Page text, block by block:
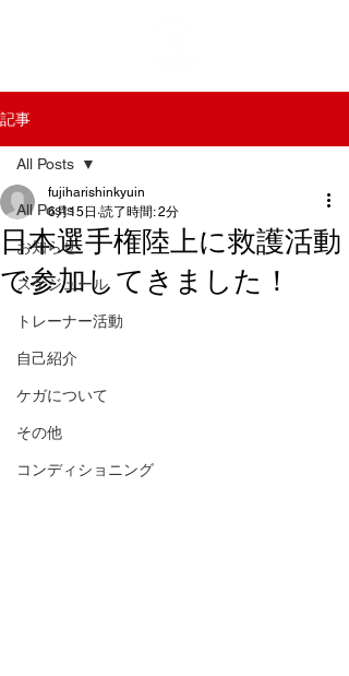
記事
All Posts
お知らせ
スケジュール
トレーナー活動
自己紹介
ケガについて
その他
コンディショニング
All Posts
日本選手権陸上に救護活動
で参加してきました！
fujiharishinkyuin
6月15日 読了時間: 2分